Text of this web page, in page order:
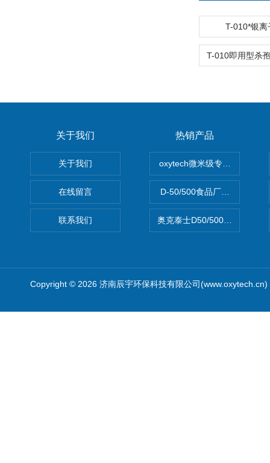
T-010*银离
关于我们
关于我们
在线留言
联系我们
热销产品
oxytech微米级专业消毒
D-50/500食品厂车间高效杀
奥克泰士D50/500矿泉水消毒
Copyright © 2026 济南辰宇环保科技有限公司(www.oxytech.cn)